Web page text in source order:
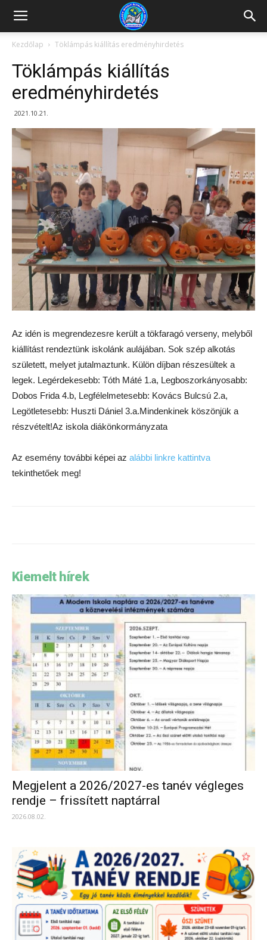
Kazincbarcikai
Pollack
Mihály
Általános
Iskola
Kezdőlap Töklámpás kiállítás eredményhirdetés
Töklámpás kiállítás
eredményhirdetés
2021.10.21.
Az idén is megrendezesre került a tökfaragó verseny, melyből
kiállítást rendeztünk iskolánk aulájában. Sok szép alkotás
született, melyet jutalmaztunk. Külön díjban részesültek a
legek. Legérdekesebb: Tóth Máté 1.a, Legboszorkányosabb:
Dobos Frida 4.b, Legfélelmetesebb: Kovács Bulcsú 2.a,
Legötletesebb: Huszti Dániel 3.a.Mindenkinek köszönjük a
részvételt!Az iskola diákönkormányzata
Az esemény további képei az alábbi linkre kattintva
tekinthetőek meg!
Kiemelt hírek
Megjelent a 2026/2027-es tanév végleges
rendje – frissített naptárral
2026.08.02.